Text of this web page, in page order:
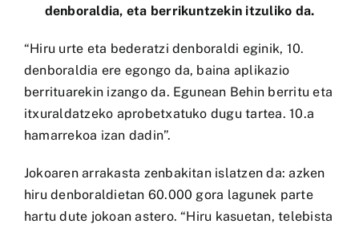
denboraldia, eta berrikuntzekin itzuliko da.
“Hiru urte eta bederatzi denboraldi eginik, 10.
denboraldia ere egongo da, baina aplikazio
berrituarekin izango da. Egunean Behin berritu eta
itxuraldatzeko aprobetxatuko dugu tartea. 10.a
hamarrekoa izan dadin”.
Jokoaren arrakasta zenbakitan islatzen da: azken
hiru denboraldietan 60.000 gora lagunek parte
hartu dute jokoan astero. “Hiru kasuetan, telebista